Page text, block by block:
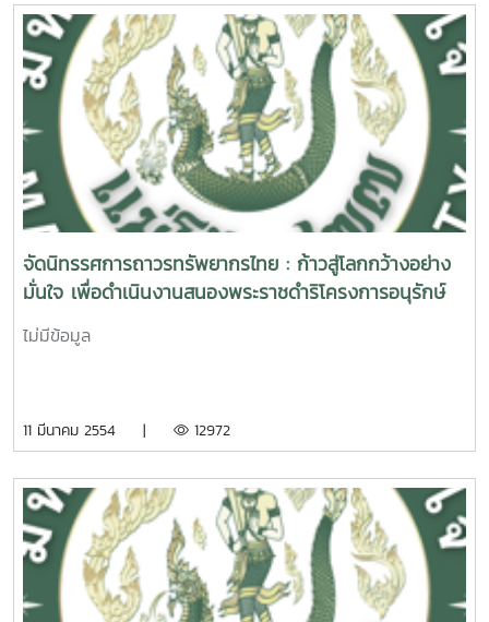
พิธีมอบรางวัล เมื่อวันที่ 5 มีนาคม 2564 ณ หอประชุมกองทัพ
อากาศ กรุงเทพมหานคร โดยผู้อำนวยการสถาบันบริการตรวจ
สอบคุณภาพและมาตรฐานผลิตภัณฑ์ ได้รับรางวัล Best
Practice Awards 2021 “ความดีตอบแทนคุณแผ่นดิน” สาขา
บริหารและพัฒนาองค์กร ทั้งนี้ โครงการหนึ่ง
ล้านกล้าความดีตอบแทนคุณแผ่นดิน มูลนิธิเพื่อสังคมไทย เป็น
โครงการที่ส่งเสริมให้คนไทยประกอบคุณงามความดี มีความรัก
ชาติ ศาสนา พระมหากษัตริย์ ทำคุณประโยชน์ต่อส่วนรวม สังคม
ประเทศชาติ ตอบแทนคุณแผ่นดินในรูปแบบต่าง ๆ โดยคณะ
ทำงานของโครงการฯ จะคัดเลือก คัดสรรบุคคลและองค์กรที่มีผล
งานเชิงประจักษ์ ประสบความสำเร็จในหน้าที่การงาน มีกิจกรรมที่
เป็นประโยชน์ต่อสังคม และประเทศชาติ ให้เข้ารับรางวัลดังกล่าว
เพื่อเป็นเกียรติประวัติสืบไป
จัดนิทรรศการถาวรทรัพยากรไทย : ก้าวสู่โลกกว้างอย่าง
มั่นใจ เพื่อดำเนินงานสนองพระราชดำริโครงการอนุรักษ์
พันธุกรรมพืชอันเนื่องมาจากพระราชดำริสมเด็จพระเทพ
รัตนราชสุดาฯ เพื่อเผยแพร่งานวิจัยและพัฒนาผลิตภัณฑ์
ไม่มีข้อมูล
11 มีนาคม 2554 | 12972